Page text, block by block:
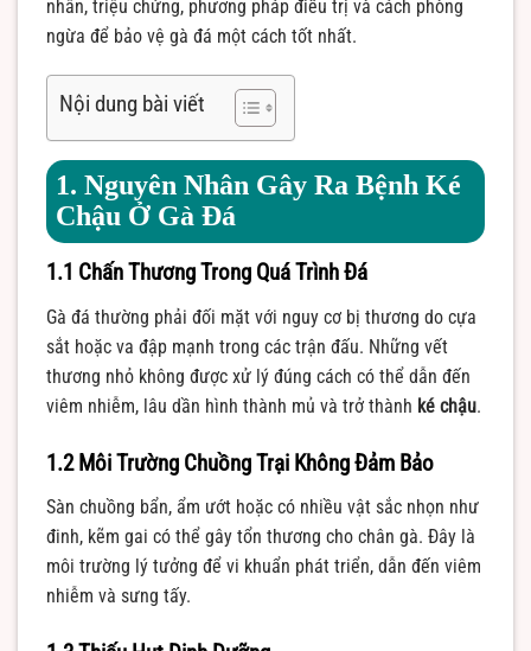
nhân, triệu chứng, phương pháp điều trị và cách phòng
ngừa để bảo vệ gà đá một cách tốt nhất.
Nội dung bài viết
1. Nguyên Nhân Gây Ra Bệnh Ké
Chậu Ở Gà Đá
1.1 Chấn Thương Trong Quá Trình Đá
Gà đá thường phải đối mặt với nguy cơ bị thương do cựa
sắt hoặc va đập mạnh trong các trận đấu. Những vết
thương nhỏ không được xử lý đúng cách có thể dẫn đến
viêm nhiễm, lâu dần hình thành mủ và trở thành ké chậu.
1.2 Môi Trường Chuồng Trại Không Đảm Bảo
Sàn chuồng bẩn, ẩm ướt hoặc có nhiều vật sắc nhọn như
đinh, kẽm gai có thể gây tổn thương cho chân gà. Đây là
môi trường lý tưởng để vi khuẩn phát triển, dẫn đến viêm
nhiễm và sưng tấy.